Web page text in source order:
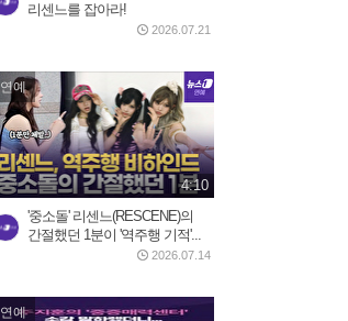
리센느를 잡아라!
2026.07.21
연예
4:10
'중소돌' 리센느(RESCENE)의
간절했던 1분이 '역주행 기적'...
2026.07.14
연예